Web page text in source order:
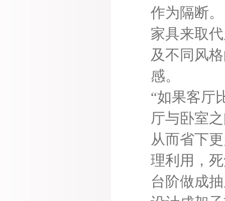
作为隔断
家具来取
及不同风
感。
“如果客厅
厅与卧室
从而省下
理利用，
台阶做成